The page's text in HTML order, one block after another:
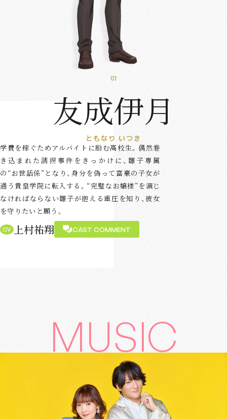
CLOSE
01
友成伊月
ともなり いつき
学費を稼ぐためアルバイトに励む高校生。偶然巻
き込まれた誘拐事件をきっかけに、雛子専属
の“お世話係”となり、身分を偽って富豪の子女が
通う貴皇学院に転入する。“完璧なお嬢様”を演じ
なければならない雛子が抱える重圧を知り、彼女
を守りたいと願う。
上村祐翔 CAST COMMENT
02
小原好美 CAST COMMENT
03
大西沙織
04
土屋李央
05
小清水亜美 CAST COMMENT
06
熊谷健太郎 CAST COMMENT
07
前島亜美 CAST COMMENT
08
子安武人
MUSIC